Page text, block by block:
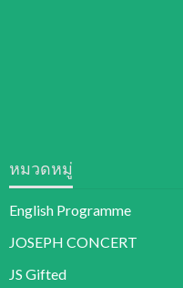
หมวดหมู่
English Programme
JOSEPH CONCERT
JS Gifted